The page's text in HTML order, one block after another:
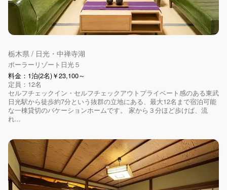
栃木県 / 日光・中禅寺湖
ポーラーリゾート日光５
料金：1泊(2名)￥23,100～
定員：12名
セルフチェックイン・セルフチェックアウトプライベート感のある東武
日光駅から徒歩約7分という抜群の立地にある、最大12名まで宿泊可能
な一棟貸切のバケーションホームです。 家から３分ほど歩けば、流
れ...